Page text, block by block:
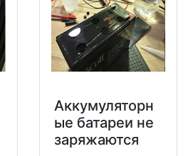
Аккумуляторн
ые батареи не
заряжаются